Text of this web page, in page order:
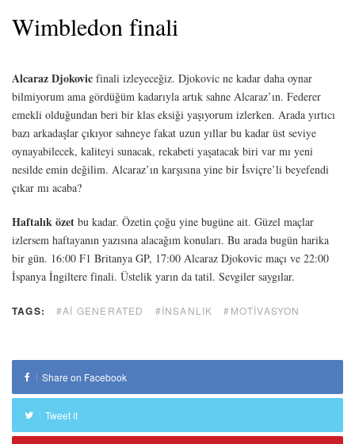
Wimbledon finali
Alcaraz Djokovic finali izleyeceğiz. Djokovic ne kadar daha oynar
bilmiyorum ama gördüğüm kadarıyla artık sahne Alcaraz’ın. Federer
emekli olduğundan beri bir klas eksiği yaşıyorum izlerken. Arada yırtıcı
bazı arkadaşlar çıkıyor sahneye fakat uzun yıllar bu kadar üst seviye
oynayabilecek, kaliteyi sunacak, rekabeti yaşatacak biri var mı yeni
nesilde emin değilim. Alcaraz’ın karşısına yine bir İsviçre’li beyefendi
çıkar mı acaba?
Haftalık özet bu kadar. Özetin çoğu yine bugüne ait. Güzel maçlar
izlersem haftayanın yazısına alacağım konuları. Bu arada bugün harika
bir gün. 16:00 F1 Britanya GP, 17:00 Alcaraz Djokovic maçı ve 22:00
İspanya İngiltere finali. Üstelik yarın da tatil. Sevgiler saygılar.
TAGS: #AI GENERATED #INSANLIK #MOTIVASYON
Share on Facebook
Tweet it